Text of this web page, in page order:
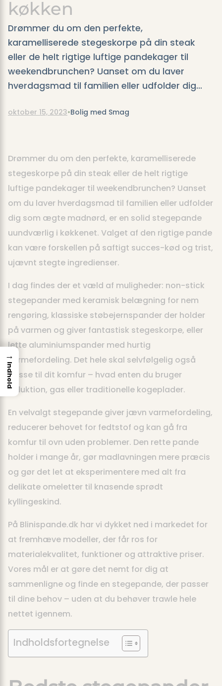
køkken
Drømmer du om den perfekte,
karamelliserede stegeskorpe på din steak
eller de helt rigtige luftige pandekager til
weekendbrunchen? Uanset om du laver
hverdagsmad til familien eller udfolder dig…
oktober 15, 2023•Bolig med Smag
Drømmer du om den perfekte, karamelliserede
stegeskorpe på din steak eller de helt rigtige
luftige pandekager til weekendbrunchen? Uanset
om du laver hverdagsmad til familien eller udfolder
dig som ægte madnørd, er en solid stegepande
uundværlig i køkkenet. Valget af den rigtige pande
kan være forskellen på saftigt succes-kød og trist,
ujævnt stegte ingredienser.
I dag findes der et væld af muligheder: non-stick
stegepander med keramisk belægning for nem
rengøring, klassiske støbejernspander der holder
på varmen og giver fantastisk stegeskorpe, eller
lette aluminiumspander med hurtig
varmefordeling. Det hele skal selvfølgelig også
passe til dit komfur – hvad enten du bruger
induktion, gas eller traditionelle kogeplader.
En velvalgt stegepande giver jævn varmefordeling,
reducerer behovet for fedtstof og kan gå fra
komfur til ovn uden problemer. Den rette pande
holder i mange år, gør madlavningen mere præcis
og gør det let at eksperimentere med alt fra
delikate omeletter til knasende sprødt
kyllingeskind.
På Blinispande.dk har vi dykket ned i markedet for
at fremhæve modeller, der får ros for
materialekvalitet, funktioner og attraktive priser.
Vores mål er at gøre det nemt for dig at
sammenligne og finde en stegepande, der passer
til dine behov – uden at du behøver trawle hele
nettet igennem.
Indholdsfortegnelse
→
Indhold